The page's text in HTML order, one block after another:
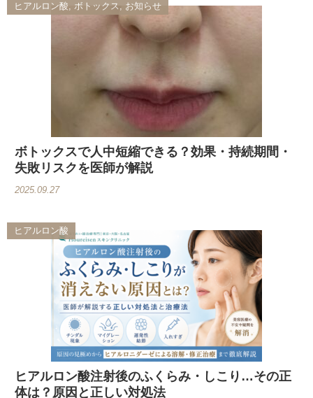
ヒアルロン酸, ボトックス, お知らせ
ボトックスで人中短縮できる？効果・持続期間・
失敗リスクを医師が解説
2025.09.27
ヒアルロン酸
ヒアルロン酸注射後のふくらみ・しこり…その正
体は？原因と正しい対処法